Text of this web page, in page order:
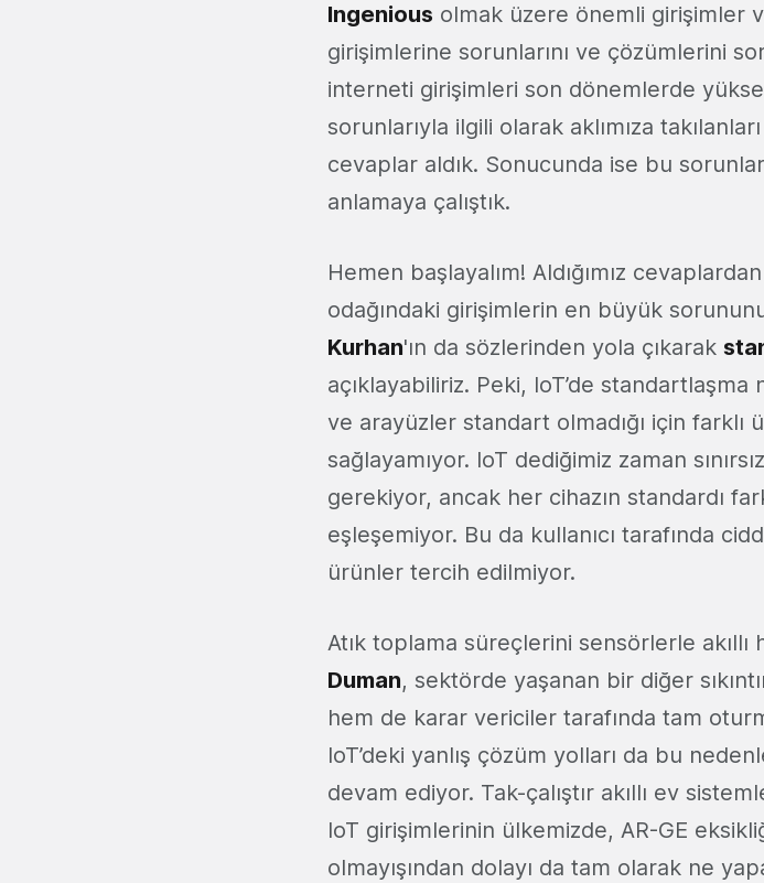
Ingenious olmak üzere önemli girişimler
girişimlerine sorunlarını ve çözümlerini
interneti girişimleri son dönemlerde
sorunlarıyla ilgili olarak aklımıza
cevaplar aldık. Sonucunda ise bu
anlamaya çalıştık.
Hemen başlayalım! Aldığımız
odağındaki girişimlerin en büyük
Kurhan'ın da sözlerinden yola çıkarak
açıklayabiliriz. Peki, IoT’de
ve arayüzler standart olmadığı için
sağlayamıyor. IoT dediğimiz zaman
gerekiyor, ancak her cihazın standardı
eşleşemiyor. Bu da kullanıcı tarafında
ürünler tercih edilmiyor.
Atık toplama süreçlerini sensörlerle akıllı
Duman, sektörde yaşanan bir diğer
hem de karar vericiler tarafında tam
IoT’deki yanlış çözüm yolları da bu
devam ediyor. Tak-çalıştır akıllı ev
IoT girişimlerinin ülkemizde, AR-GE
olmayışından dolayı da tam olarak ne